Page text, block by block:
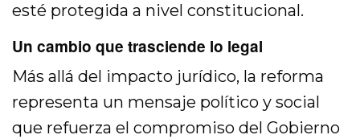
esté protegida a nivel constitucional.
Un cambio que trasciende lo legal
Más allá del impacto jurídico, la reforma
representa un mensaje político y social
que refuerza el compromiso del Gobierno